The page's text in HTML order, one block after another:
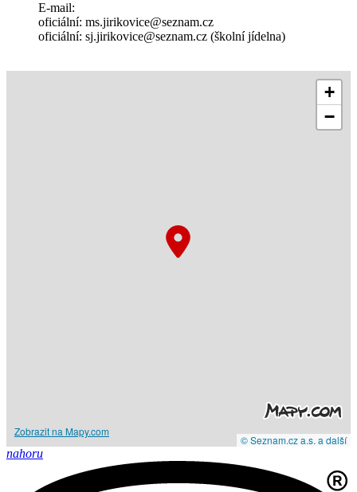
E-mail:
oficiální: ms.jirikovice@seznam.cz
oficiální: sj.jirikovice@seznam.cz (školní jídelna)
+
−
Zobrazit na Mapy.com
© Seznam.cz a.s. a další
nahoru